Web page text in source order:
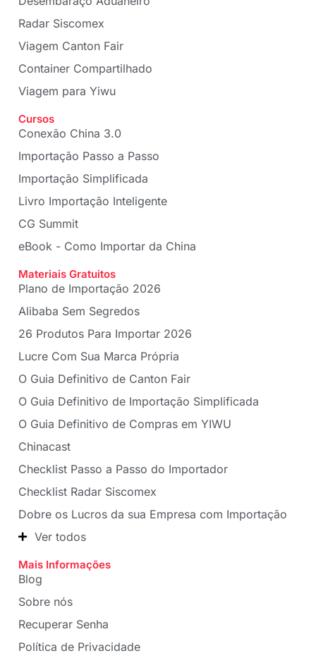
Radar Siscomex
Viagem Canton Fair
Container Compartilhado
Viagem para Yiwu
Cursos
Conexão China 3.0
Importação Passo a Passo
Importação Simplificada
Livro Importação Inteligente
CG Summit
eBook - Como Importar da China
Materiais Gratuitos
Plano de Importação 2026
Alibaba Sem Segredos
26 Produtos Para Importar 2026
Lucre Com Sua Marca Própria
O Guia Definitivo de Canton Fair
O Guia Definitivo de Importação Simplificada
O Guia Definitivo de Compras em YIWU
Chinacast
Checklist Passo a Passo do Importador
Checklist Radar Siscomex
Dobre os Lucros da sua Empresa com Importação
Ver todos
Mais Informações
Blog
Sobre nós
Recuperar Senha
Política de Privacidade